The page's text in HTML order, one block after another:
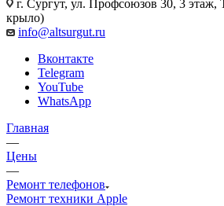
г. Сургут, ул. Профсоюзов 30, 3
крыло)
info@altsurgut.ru
Вконтакте
Telegram
YouTube
WhatsApp
Главная
—
Цены
—
Ремонт телефонов
Ремонт техники Apple